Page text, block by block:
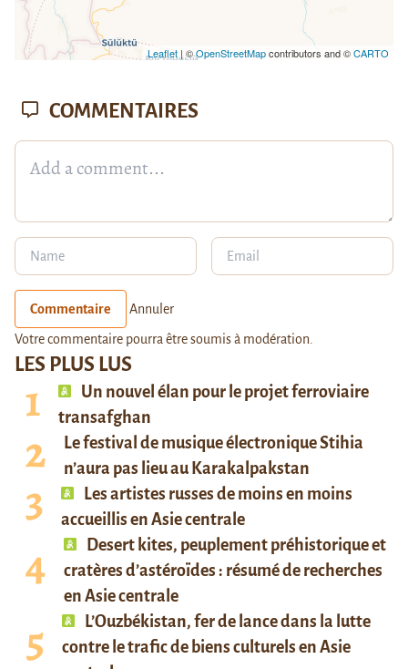
Leaflet| ©OpenStreetMapcontributors and ©CARTO
LES PLUS LUS
Un nouvel élan pour le projet ferroviaire
transafghan
Le festival de musique électronique Stihia
n’aura pas lieu au Karakalpakstan
Les artistes russes de moins en moins
accueillis en Asie centrale
Desert kites, peuplement préhistorique et
cratères d’astéroïdes : résumé de recherches
en Asie centrale
L’Ouzbékistan, fer de lance dans la lutte
contre le trafic de biens culturels en Asie
COMMENTAIRES
Commentaire Annuler
Votre commentaire pourra être soumis à modération.